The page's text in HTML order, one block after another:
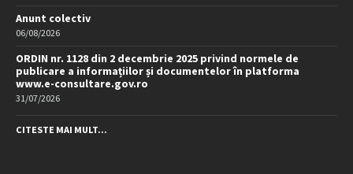
Anunt colectiv
06/08/2026
ORDIN nr. 1128 din 2 decembrie 2025 privind normele de
publicare a informațiilor și documentelor în platforma
www.e-consultare.gov.ro
31/07/2026
CITESTE MAI MULT...